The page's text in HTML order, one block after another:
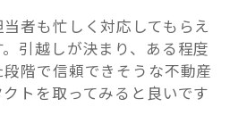
者も忙しく対応してもらえ
引越しが決まり、ある程度
階で信頼できそうな不動産
トを取ってみると良いです